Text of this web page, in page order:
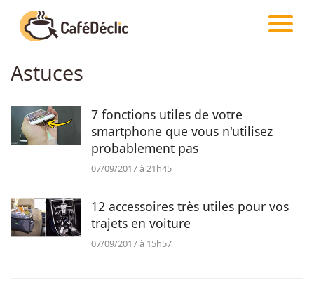
Astuces
Divertissement
Insolite
CAFÉDÉCLIC ARTICLES
Astuces
7 fonctions utiles de votre
smartphone que vous n'utilisez
probablement pas
07/09/2017 à 21h45
12 accessoires très utiles pour vos
trajets en voiture
07/09/2017 à 15h57